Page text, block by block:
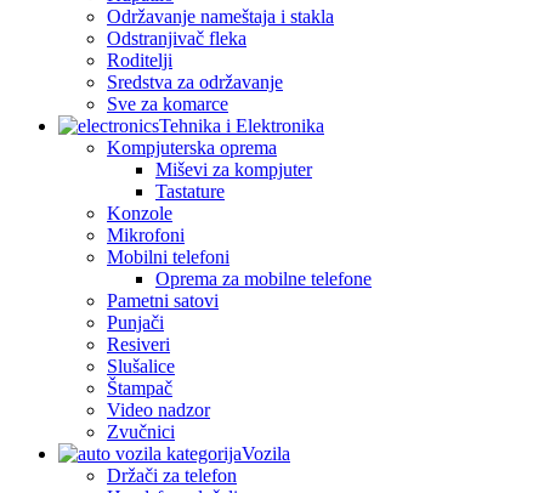
Održavanje nameštaja i stakla
Odstranjivač fleka
Roditelji
Sredstva za održavanje
Sve za komarce
Tehnika i Elektronika
Kompjuterska oprema
Miševi za kompjuter
Tastature
Konzole
Mikrofoni
Mobilni telefoni
Oprema za mobilne telefone
Pametni satovi
Punjači
Resiveri
Slušalice
Štampač
Video nadzor
Zvučnici
Vozila
Držači za telefon